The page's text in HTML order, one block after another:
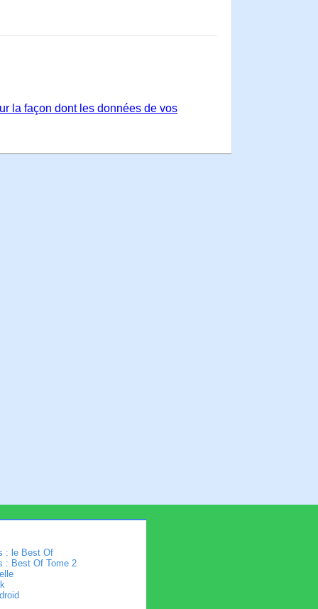
la façon dont les données de vos
: le Best Of
: Best Of Tome 2